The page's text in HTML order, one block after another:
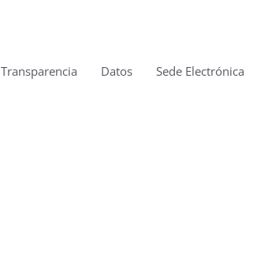
Transparencia Datos Sede Electrónica